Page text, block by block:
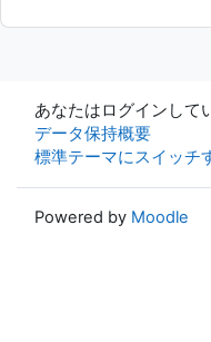
あなたはログインして
データ保持概要
標準テーマにスイッチ
Powered by Moodle